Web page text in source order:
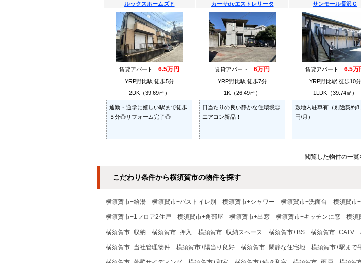
ルックスホームズＦ
賃貸アパート 6.5万円
YRP野比駅 徒歩5分
2DK（39.69㎡）
通勤・通学に嬉しい駅まで徒歩
５分◎リフォーム完了◎
カーサdeエストレリータ
賃貸アパート 6万円
YRP野比駅 徒歩7分
1K（26.49㎡）
日当たりの良い静かな住環境◎
エアコン新品！
サンモール長沢Ｃ
賃貸アパート 6.5万
YRP野比駅 徒歩10分
1LDK（39.74㎡）
敷地内駐車有（別途契約
円/月）
閲覧した物件の一覧
こだわり条件から横須賀市の物件を探す
横須賀市+給湯 横須賀市+バストイレ別 横須賀市+シャワー 横須賀市+洗面台 横須賀市
横須賀市+1フロア2住戸 横須賀市+角部屋 横須賀市+出窓 横須賀市+キッチンに窓 横須
横須賀市+収納 横須賀市+押入 横須賀市+収納スペース 横須賀市+BS 横須賀市+CATV
横須賀市+当社管理物件 横須賀市+陽当り良好 横須賀市+閑静な住宅地 横須賀市+駅まで